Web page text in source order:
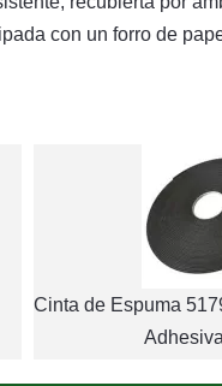
con un forro de
Cinta de Espuma